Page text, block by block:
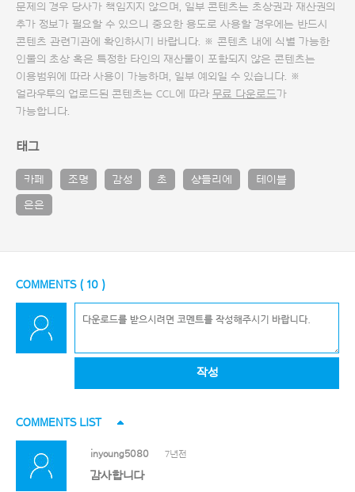
문제의 경우 당사가 책임지지 않으며, 일부 콘텐츠는 초상권과 재산권의
추가 정보가 필요할 수 있으니 중요한 용도로 사용할 경우에는 반드시
콘텐츠 관련기관에 확인하시기 바랍니다. ※ 콘텐츠 내에 식별 가능한
인물의 초상 혹은 특정한 타인의 재산물이 포함되지 않은 콘텐츠는
이용범위에 따라 사용이 가능하며, 일부 예외일 수 있습니다. ※
얼라우투의 업로드된 콘텐츠는 CCL에 따라 무료 다운로드가
가능합니다.
태그
카페 조명 감성 초 샹들리에 테이블
은은
COMMENTS ( 10 )
작성
COMMENTS LIST
inyoung5080 7년전
감사합니다